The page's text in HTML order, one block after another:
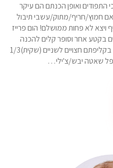
ואופן הכנתם הם עיקר
חמוץ/חריף/מתוק/עשבי תיבול
ויצא לא פחות ממושלם! הום פרייז
בקטע אחר וסופר קלים להכנה
המרכיבים:700 גרם תפודים שטופים בקליפתם חצויים לשניים (שקית)1/3